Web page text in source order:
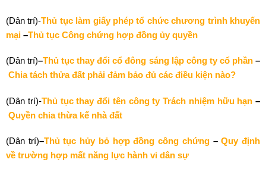
(Dân trí)-Thủ tục làm giấy phép tổ chức chương trình khuyến
mại –Thủ tục Công chứng hợp đồng ủy quyền
(Dân trí)–Thủ tục thay đổi cổ đông sáng lập công ty cổ phần–
Chia tách thửa đất phải đảm bảo đủ các điều kiện nào?
(Dân trí)-Thủ tục thay đổi tên công ty Trách nhiệm hữu hạn –
Quyền chia thừa kế nhà đất
(Dân trí)–Thủ tục hủy bỏ hợp đồng công chứng–Quy định
về trường hợp mất năng lực hành vi dân sự